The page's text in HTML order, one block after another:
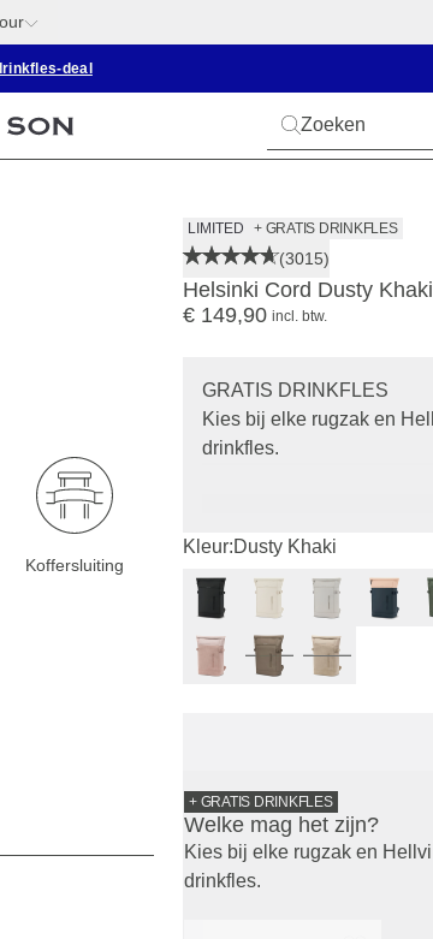
deal
LIMITED + GRATIS DRINKFLES
(3015)
Helsinki Cord Dusty Khaki
€ 149,90 incl. btw.
GRATIS DRINKFLES
Kies bij elke rugzak en
drinkfles.
Kleur:Dusty Khaki
+ GRATIS DRINKFLES
Welke mag het zijn?
Kies bij elke rugzak en
drinkfles.
Koffersluiting